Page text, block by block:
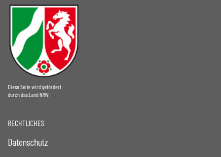
Diese Seite wird gefördert
durch das Land NRW.
RECHTLICHES
Datenschutz